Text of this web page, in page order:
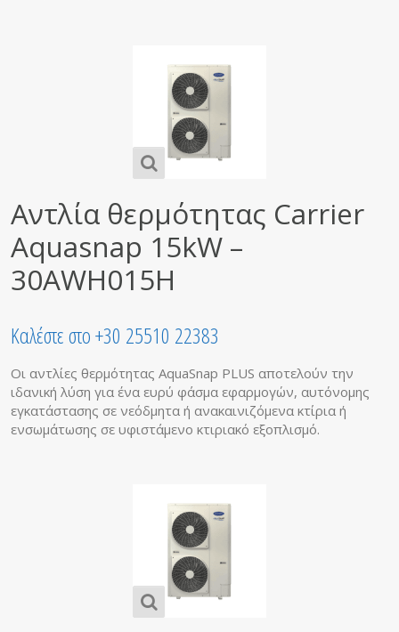
Αντλία θερμότητας Carrier
Aquasnap 15kW –
30AWH015H
Καλέστε στο +30 25510 22383
Οι αντλίες θερμότητας AquaSnap PLUS αποτελούν την
ιδανική λύση για ένα ευρύ φάσμα εφαρμογών, αυτόνομης
εγκατάστασης σε νεόδμητα ή ανακαινιζόμενα κτίρια ή
ενσωμάτωσης σε υφιστάμενο κτιριακό εξοπλισμό.